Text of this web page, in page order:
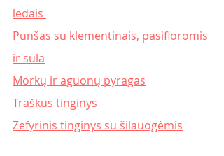
ledais
Punšas su klementinais, pasifloromis
ir sula
Morkų ir aguonų pyragas
Traškus tinginys
Zefyrinis tinginys su šilauogėmis